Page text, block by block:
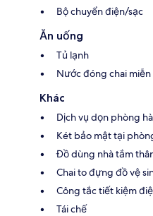
Bộ chuyển điện/sạc
Ăn uống
Tủ lạnh
Nước đóng chai
Khác
Dịch vụ dọn phòng
Két bảo mật tại
Đồ dùng nhà tắm
Chai to đựng đồ vệ
Công tắc tiết kiệm
Tái chế